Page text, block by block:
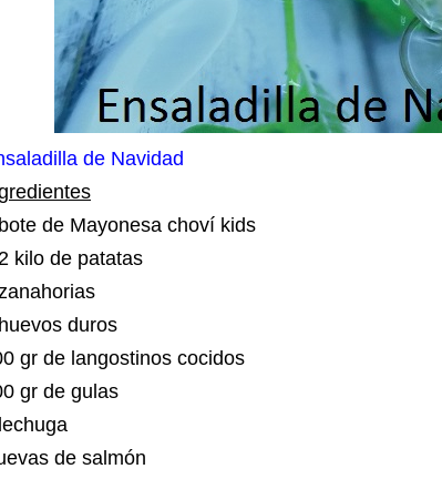
de Navidad
de Mayonesa choví kids
kilo de patatas
duros
gr de langostinos cocidos
gr de gulas
de salmón